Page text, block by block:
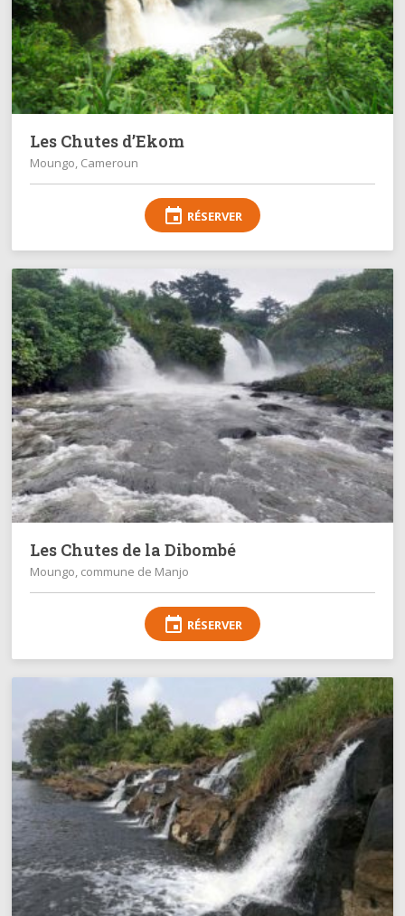
Les Chutes d’Ekom
Moungo, Cameroun
event RÉSERVER
Les Chutes de la Dibombé
Moungo, commune de Manjo
event RÉSERVER